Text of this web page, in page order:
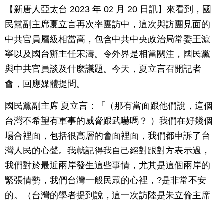
【新唐人亞太台 2023 年 02 月 20 日訊】來看到，國
民黨副主席夏立言再次率團訪中，這次與訪團見面的
中共官員層級相當高，包含中共中央政治局常委王滬
寧以及國台辦主任宋濤。令外界是相當關注，國民黨
與中共官員談及什麼議題。今天，夏立言召開記者
會，回應媒體提問。
國民黨副主席 夏立言：「（那有當面跟他們說，這個
台灣不希望有軍事的威脅跟武嚇嗎？ ）我們在好幾個
場合裡面，包括很高層的會面裡面，我們都申訴了台
灣人民的心聲。我就記得我自己絕對跟對方表示過，
我們對於最近兩岸發生這些事情，尤其是這個兩岸的
緊張情勢，我們台灣一般民眾的心裡，?是非常不安
的。（台灣的學者提到說，這一次訪陸是朱立倫主席